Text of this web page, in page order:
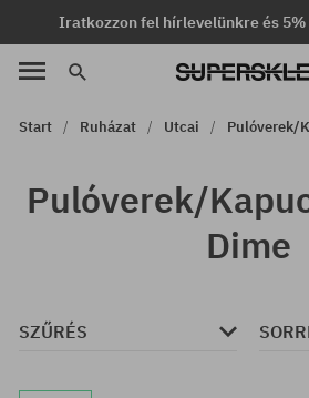
Iratkozzon fel hírlevelünkre és 5%
Start Ruházat Utcai Pulóverek/
Pulóverek/
Dime
SZŰRÉS